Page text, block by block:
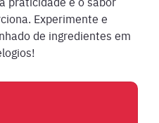
Experimente e
de ingredientes em